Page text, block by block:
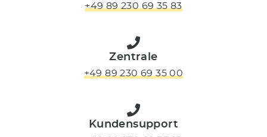
+49 89 230 69 35 83
Zentrale
+49 89 230 69 35 00
Kundensupport